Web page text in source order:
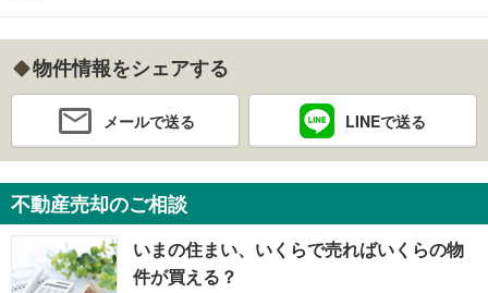
物件情報をシェアする
メールで送る LINEで送る
不動産売却のご相談
いまの住まい、いくらで売ればいくらの物
件が買える？